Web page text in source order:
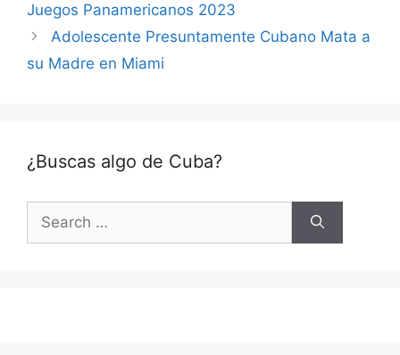
Juegos Panamericanos 2023
Adolescente Presuntamente Cubano Mata a
su Madre en Miami
¿Buscas algo de Cuba?
Search
for: